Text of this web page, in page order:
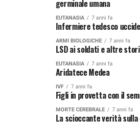
germinale umana
EUTANASIA 7 anni fa
Infermiere tedesco
ARMI BIOLOGICHE 7 anni fa
LSD ai soldati e altre
EUTANASIA 7 anni fa
Aridatece Medea
IVF 7 anni fa
Figli in provetta con il
MORTE CEREBRALE 7 anni fa
La scioccante verità